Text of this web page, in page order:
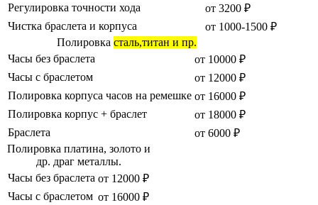
Регулировка точности хода
от 3200 ₽
Чистка браслета и корпуса
от 1000-1500 ₽
Полировка сталь,титан и пр.
Часы без браслета
от 10000 ₽
Часы с браслетом
от 12000 ₽
Полировка корпуса часов на ремешке от 16000 ₽
Полировка корпус + браслет
от 18000 ₽
Браслета
от 6000 ₽
Полировка платина, золото и
др. драг металлы.
Часы без браслета от 12000 ₽
Часы с браслетом от 16000 ₽